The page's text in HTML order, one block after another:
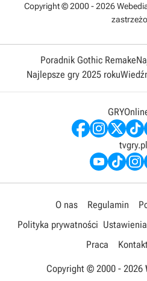
Copyright © 2000 - 2026
Poradnik Gothic Remake
Najlepsze gry 2025 roku
O nas Regulamin
Polityka prywatności
Praca
Copyright © 2000 - 2026